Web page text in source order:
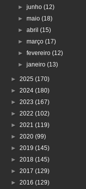
►junho(12)
►maio(18)
►abril(15)
►março(17)
►fevereiro(12)
►janeiro(13)
► 2025 (170)
► 2024 (180)
► 2023 (167)
► 2022 (102)
► 2021 (119)
► 2020 (99)
► 2019 (145)
► 2018 (145)
► 2017 (129)
► 2016 (129)